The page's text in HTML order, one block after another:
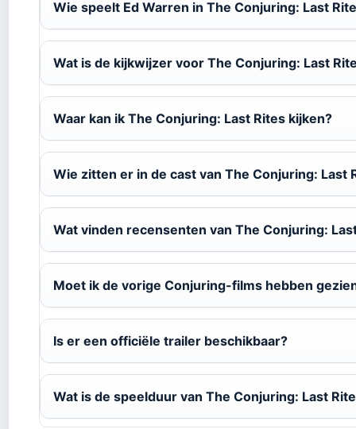
Wie speelt Ed Warren in The Conjuring: Last
Wat is de kijkwijzer voor The Conjuring: Last
Waar kan ik The Conjuring: Last Rites kijken?
Wie zitten er in de cast van The Conjuring: Last
Wat vinden recensenten van The Conjuring:
Moet ik de vorige Conjuring-films hebben
Is er een officiële trailer beschikbaar?
Wat is de speelduur van The Conjuring: Last